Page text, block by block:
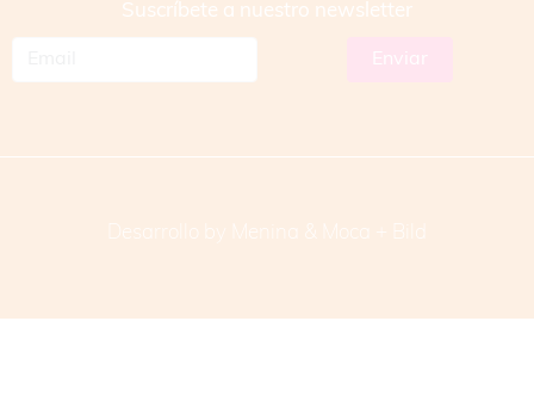
Suscríbete a nuestro newsletter
Desarrollo by Menina & Moca + Bild